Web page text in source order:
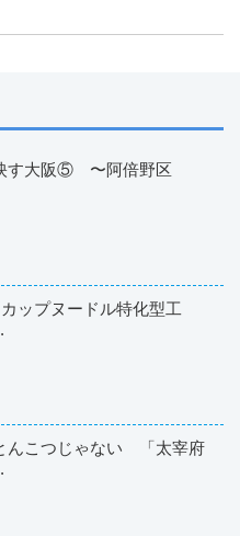
す大阪⑤ 〜阿倍野区
ップヌードル特化型工
んこつじゃない 「太宰府